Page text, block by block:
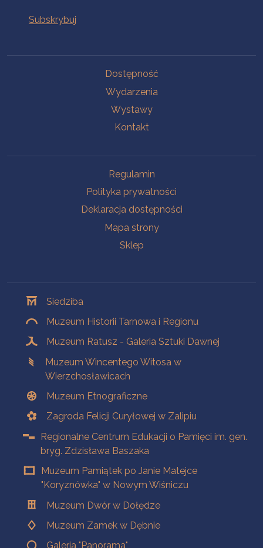
Dostępność
Wydarzenia
Wystawy
Kontakt
Regulamin
Polityka prywatności
Deklaracja dostępności
Mapa strony
Sklep
Siedziba
Muzeum Historii Tarnowa i Regionu
Muzeum Ratusz - Galeria Sztuki Dawnej
Muzeum Wincentego Witosa w
Wierzchosławicach
Muzeum Etnograficzne
Zagroda Felicji Curyłowej w Zalipiu
Regionalne Centrum Edukacji o Pamięci im. gen.
bryg. Zdzisława Baszaka
Muzeum Pamiątek po Janie Matejce
"Koryznówka" w Nowym Wiśniczu
Muzeum Dwór w Dołędze
Muzeum Zamek w Dębnie
Galeria "Panorama"